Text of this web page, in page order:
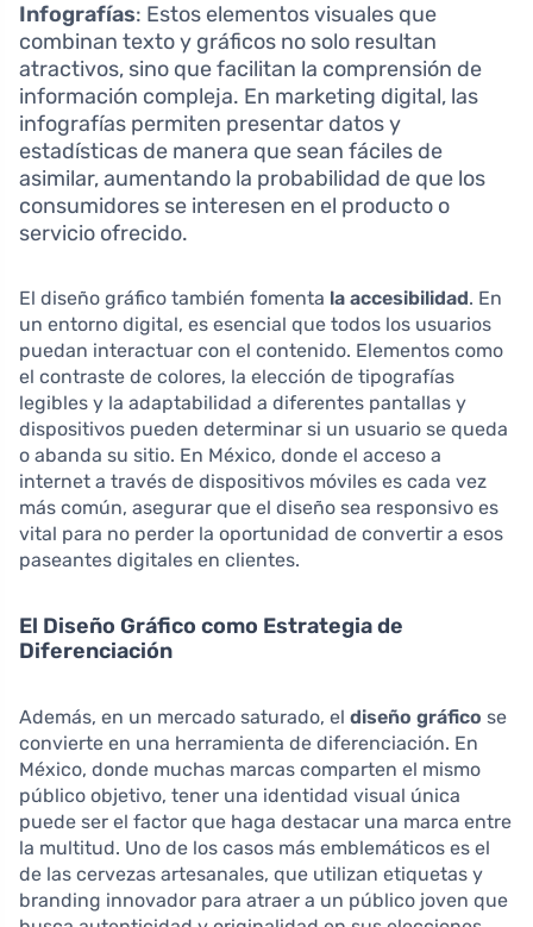
Infografías: Estos elementos visuales que
combinan texto y gráficos no solo resultan
atractivos, sino que facilitan la comprensión de
información compleja. En marketing digital, las
infografías permiten presentar datos y
estadísticas de manera que sean fáciles de
asimilar, aumentando la probabilidad de que los
consumidores se interesen en el producto o
servicio ofrecido.
El diseño gráfico también fomenta la accesibilidad. En
un entorno digital, es esencial que todos los usuarios
puedan interactuar con el contenido. Elementos como
el contraste de colores, la elección de tipografías
legibles y la adaptabilidad a diferentes pantallas y
dispositivos pueden determinar si un usuario se queda
o abanda su sitio. En México, donde el acceso a
internet a través de dispositivos móviles es cada vez
más común, asegurar que el diseño sea responsivo es
vital para no perder la oportunidad de convertir a esos
paseantes digitales en clientes.
El Diseño Gráfico como Estrategia de
Diferenciación
Además, en un mercado saturado, el diseño gráfico se
convierte en una herramienta de diferenciación. En
México, donde muchas marcas comparten el mismo
público objetivo, tener una identidad visual única
puede ser el factor que haga destacar una marca entre
la multitud. Uno de los casos más emblemáticos es el
de las cervezas artesanales, que utilizan etiquetas y
branding innovador para atraer a un público joven que